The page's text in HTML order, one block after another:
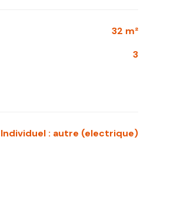
32 m²
3
individuel : autre (electrique)